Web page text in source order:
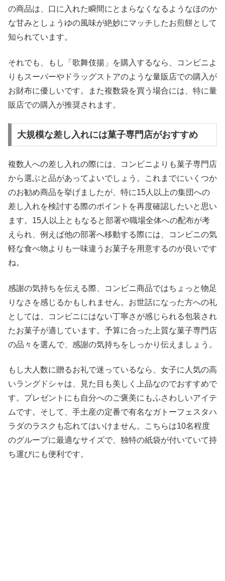
の商品は、口に入れた瞬間にとまらなくなるようなほのか
な甘みとしょうゆの風味が絶妙にマッチしたお煎餅として
知られています。
それでも、もし「歌舞伎揚」を購入するなら、コンビニよ
りもスーパーやドラッグストアのような量販店での購入が
お財布に優しいです。また複数袋を買う場合には、特に量
販店での購入が推奨されます。
大規模な差し入れには菓子専門店がおすすめ
複数人への差し入れの際には、コンビニよりも菓子専門店
から選ぶと品があってよいでしょう。これまでにいくつか
のお勧め商品を挙げましたが、特に15人以上の集団への
差し入れを検討する際のポイントを再度確認したいと思い
ます。15人以上ともなると部署や職場全体への配布が考
えられ、例えば他の部署へ移動する際には、コンビニの気
軽な食べ物よりも一味違うお菓子を用意するのが良いです
ね。
感謝の気持ちを伝える際、コンビニ商品ではちょっと物足
りなさを感じるかもしれません。お世話になった方への礼
としては、コンビニにはない丁寧さが感じられる包装され
たお菓子が適しています。予算に合った上質な菓子専門店
の品々を選んで、感謝の気持ちをしっかり伝えましょう。
もし大人数に贈るお礼で迷っているなら、女子に人気の高
いラングドシャは、見た目も美しく上品なのでおすすめで
す。プレゼントにも自分へのご褒美にもふさわしいアイテ
ムです。そして、手土産の定番で有名なガトーフェスタハ
ラダのラスクも忘れてはいけません。こちらは10名程度
のグループに最適なサイズで、独特の紙袋が付いていて持
ち運びにも便利です。